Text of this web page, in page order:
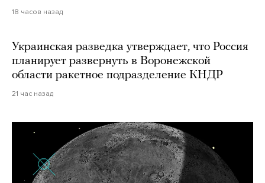
18 часов назад
Украинская разведка утверждает, что Россия
планирует развернуть в Воронежской
области ракетное подразделение КНДР
21 час назад